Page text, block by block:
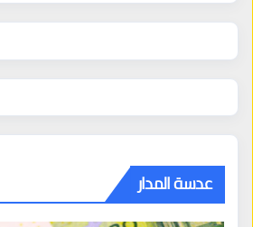
عدسة المدار